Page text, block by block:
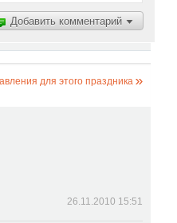
Добавить комментарий
для этого праздника
26.11.2010 15:51